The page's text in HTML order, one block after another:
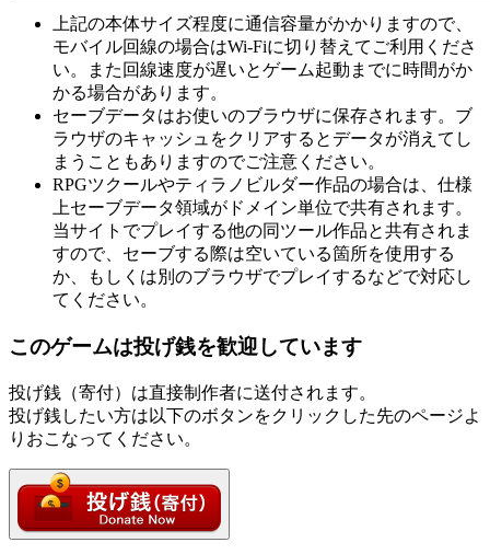
上記の本体サイズ程度に通信容量がかかりますので、
モバイル回線の場合はWi-Fiに切り替えてご利用くださ
い。また回線速度が遅いとゲーム起動までに時間がか
かる場合があります。
セーブデータはお使いのブラウザに保存されます。ブ
ラウザのキャッシュをクリアするとデータが消えてし
まうこともありますのでご注意ください。
RPGツクールやティラノビルダー作品の場合は、仕様
上セーブデータ領域がドメイン単位で共有されます。
当サイトでプレイする他の同ツール作品と共有されま
すので、セーブする際は空いている箇所を使用する
か、もしくは別のブラウザでプレイするなどで対応し
てください。
このゲームは投げ銭を歓迎しています
投げ銭（寄付）は直接制作者に送付されます。
投げ銭したい方は以下のボタンをクリックした先のページよ
りおこなってください。